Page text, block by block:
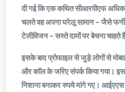
दी गई कि एक कथित सीआरपीएफ
चलते वह अपना घरेलू सामान – जैसे
टेलीविजन – सस्ते दामों पर बेचना चाहते
इसके बाद प्रोफाइल से जुड़े लोगों से
और कॉल के जरिए संपर्क किया गया। इस
निशाना बनाकर रुपये मांगे गए।